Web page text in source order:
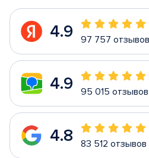
4.9 97 757 отзывов
4.9 95 015 отзывов
4.8 83 512 отзывов